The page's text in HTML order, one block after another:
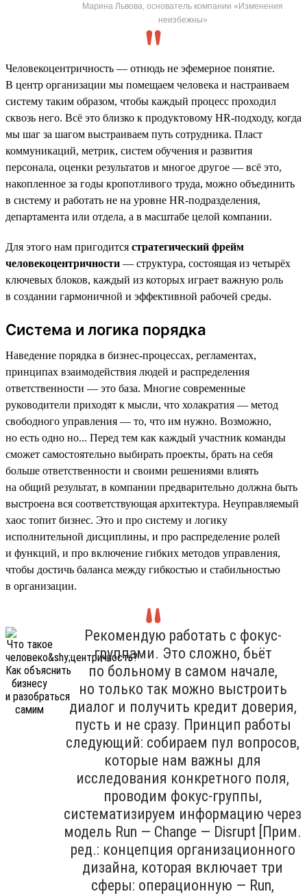
Марина Львова, основатель компании «Изменения
неизбежны»
Человекоцентричность — отнюдь не эфемерное понятие.
В центр организации мы помещаем человека и настраиваем
систему таким образом, чтобы каждый процесс проходил
сквозь него. Всё это близко к продуктовому HR-подходу, когда
мы шаг за шагом выстраиваем путь сотрудника. Пласт
коммуникаций, метрик, систем обучения и развития
персонала, оценки результатов и многое другое — всё это,
накопленное за годы кропотливого труда, можно объединить
в систему и работать не на уровне HR-подразделения,
департамента или отдела, а в масштабе целой компании.
Для этого нам пригодится стратегический фрейм
человекоцентричности — структура, состоящая из четырёх
ключевых блоков, каждый из которых играет важную роль
в создании гармоничной и эффективной рабочей среды.
Система и логика порядка
Наведение порядка в бизнес-процессах, регламентах,
принципах взаимодействия людей и распределения
ответственности — это база. Многие современные
руководители приходят к мысли, что холакратия — метод
свободного управления — то, что им нужно. Возможно,
но есть одно но... Перед тем как каждый участник команды
сможет самостоятельно выбирать проекты, брать на себя
больше ответственности и своими решениями влиять
на общий результат, в компании предварительно должна быть
выстроена вся соответствующая архитектура. Неуправляемый
хаос топит бизнес. Это и про систему и логику
исполнительной дисциплины, и про распределение ролей
и функций, и про включение гибких методов управления,
чтобы достичь баланса между гибкостью и стабильностью
в организации.
Рекомендую работать с фокус-
группами. Это сложно, бьёт
по больному в самом начале,
но только так можно выстроить
диалог и получить кредит доверия,
пусть и не сразу. Принцип работы
следующий: собираем пул вопросов,
которые нам важны для
исследования конкретного поля,
проводим фокус-группы,
систематизируем информацию через
модель Run — Change — Disrupt [Прим.
ред.: концепция организационного
дизайна, которая включает три
сферы: операционную — Run,